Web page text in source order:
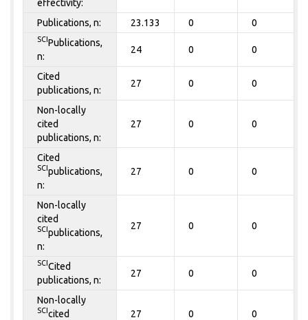
effectivity:
Publications, n: 23.133 0 0
SCI Publications,
n:
24 0 0
Cited
publications, n:
27 0 0
Non-locally
cited
publications, n:
27 0 0
Cited
SCI publications,
n:
27 0 0
Non-locally
cited
SCI publications,
n:
27 0 0
SCI Cited
publications, n:
27 0 0
Non-locally
SCI cited
27 0 0